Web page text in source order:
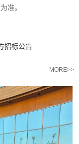
准。
招标公告
MORE>>